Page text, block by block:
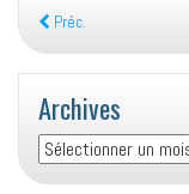
Préc.
Archives
Archives